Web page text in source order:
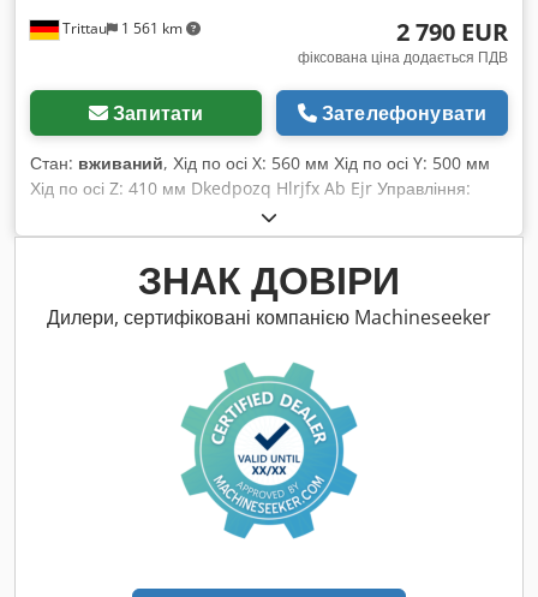
Trittau 1 561 km 2 790 EUR
фіксована ціна додається ПДВ
Запитати Зателефонувати
Стан: вживаний, Хід по осі X: 560 мм Хід по осі Y: 500 мм
Хід по осі Z: 410 мм Dkedpozq Hlrjfx Ab Ejr Управління:
Deckel Dialog 11 На нашу думку, стан верстата хороший,
був у вжитку, і його можна оглянути під струмом за
попередньою домовленістю. Комплектуючі, зображений
інструмент і пристрої для кріплення входять у комплект
поставки тільки у разі зазначення цього в додатковій
інформації, а також попередній продаж залишаються за
ЗНАК ДОВІРИ
Дилери, сертифіковані компанією Machineseeker